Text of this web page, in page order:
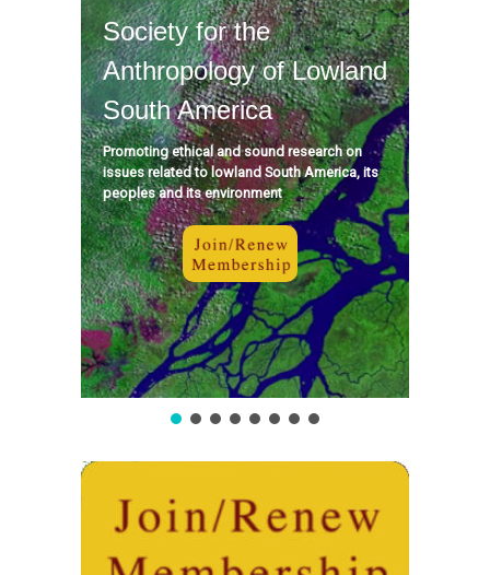
Society for the
Anthropology of Lowland
South America
Promoting ethical and sound research on
issues related to lowland South America, its
peoples and its environment